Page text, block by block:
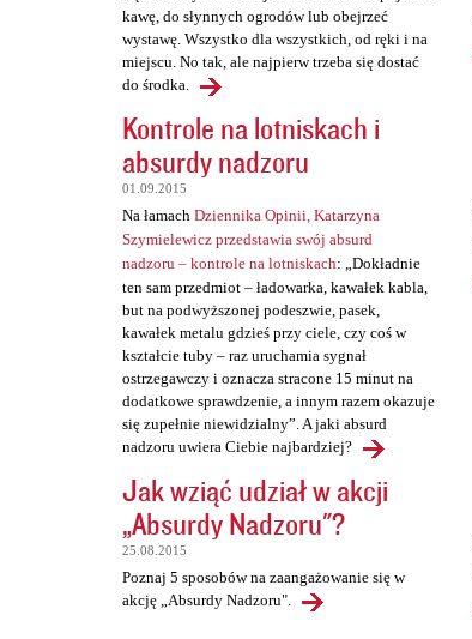
kawę, do słynnych ogrodów lub obejrzeć
wystawę. Wszystko dla wszystkich, od ręki i na
miejscu. No tak, ale najpierw trzeba się dostać
do środka.
Kontrole na lotniskach i
absurdy nadzoru
01.09.2015
Na łamach Dziennika Opinii, Katarzyna
Szymielewicz przedstawia swój absurd
nadzoru – kontrole na lotniskach: „Dokładnie
ten sam przedmiot – ładowarka, kawałek kabla,
but na podwyższonej podeszwie, pasek,
kawałek metalu gdzieś przy ciele, czy coś w
kształcie tuby – raz uruchamia sygnał
ostrzegawczy i oznacza stracone 15 minut na
dodatkowe sprawdzenie, a innym razem okazuje
się zupełnie niewidzialny”. A jaki absurd
nadzoru uwiera Ciebie najbardziej?
Jak wziąć udział w akcji
„Absurdy Nadzoru"?
25.08.2015
Poznaj 5 sposobów na zaangażowanie się w
akcję „Absurdy Nadzoru".